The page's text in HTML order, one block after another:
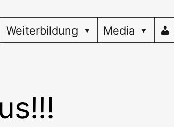
Weiterbildung Media